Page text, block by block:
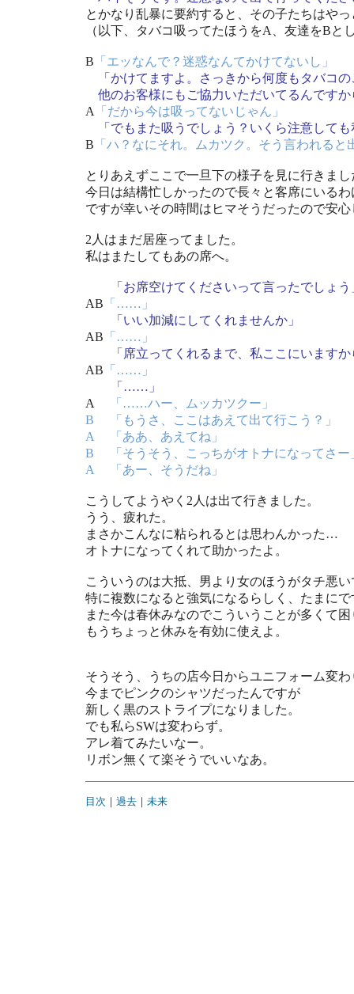
とかなり乱暴に要約すると、その子たちはや
（以下、タバコ吸ってたほうをA、友達をBと
B 「エッなんで？迷惑なんてかけてないし」
「かけてますよ。さっきから何度もタバコ
他のお客様にもご協力いただいてるんです
A 「だから今は吸ってないじゃん」
「でもまた吸うでしょう？いくら注意して
B 「ハ？なにそれ。ムカツク。そう言われる
とりあえずここで一旦下の様子を見に行きまし
今日は結構忙しかったので長々と客席にいる
ですが幸いその時間はヒマそうだったので安
2人はまだ居座ってました。
私はまたしてもあの席へ。
「お席空けてくださいって言ったでしょう
AB 「……」
「いい加減にしてくれませんか」
AB 「……」
「席立ってくれるまで、私ここにいますか
AB 「……」
「……」
A
「……ハー、ムッカツクー」
B 「もうさ、ここはあえて出て行こう？」
A 「ああ、あえてね」
B 「そうそう、こっちがオトナになってさー
A 「あー、そうだね」
こうしてようやく2人は出て行きました。
うう、疲れた。
まさかこんなに粘られるとは思わんかった…
オトナになってくれて助かったよ。
こういうのは大抵、男より女のほうがタチ悪い
特に複数になると強気になるらしく、たまに
また今は春休みなのでこういうことが多くて
もうちょっと休みを有効に使えよ。
そうそう、うちの店今日からユニフォーム変
今までピンクのシャツだったんですが
新しく黒のストライプになりました。
でも私らSWは変わらず。
アレ着てみたいなー。
リボン無くて楽そうでいいなあ。
目次 ｜ 過去｜ 未来